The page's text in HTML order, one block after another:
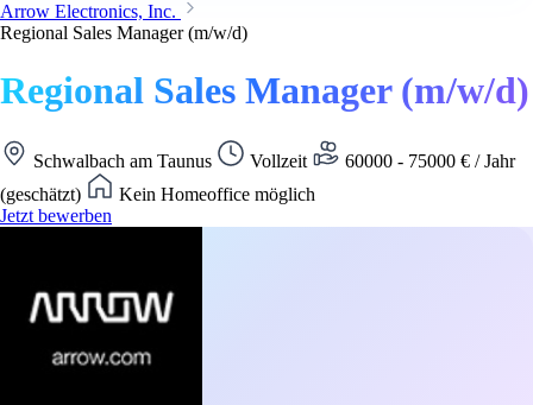
Arrow Electronics, Inc.
Regional Sales Manager (m/w/d)
Regional Sales Manager (m/w/d)
Schwalbach am Taunus Vollzeit
60000 - 75000 € / Jahr
(geschätzt)
Kein Homeoffice möglich
Jetzt bewerben